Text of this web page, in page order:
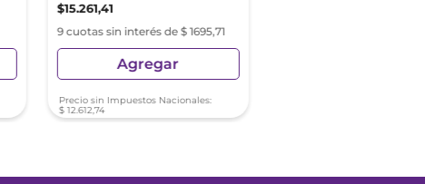
$15.261,41
9 cuotas sin interés de $ 1695,71
Agregar
Precio sin Impuestos Nacionales:
$ 12.612,74